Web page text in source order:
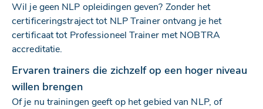
Wil je geen NLP opleidingen geven? Zonder het
certificeringstraject tot NLP Trainer ontvang je het
certificaat tot Professioneel Trainer met NOBTRA
accreditatie.
Ervaren trainers die zichzelf op een hoger niveau
willen brengen
Of je nu trainingen geeft op het gebied van NLP, of